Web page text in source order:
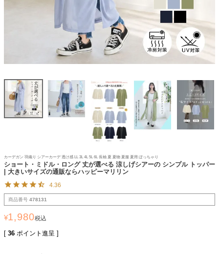
カーデガン 羽織り シアーカーデ 透け感 LL 3L 4L 5L 6L 長袖 夏 夏物 夏服 夏用 ぽっちゃり
ショート・ミドル・ロング 丈が選べる 涼しげシアーの シンプル トッパー
| 大きいサイズの通販ならハッピーマリリン
4.36
商品番号 478131
¥1,980税込
[ 36 ポイント進呈 ]